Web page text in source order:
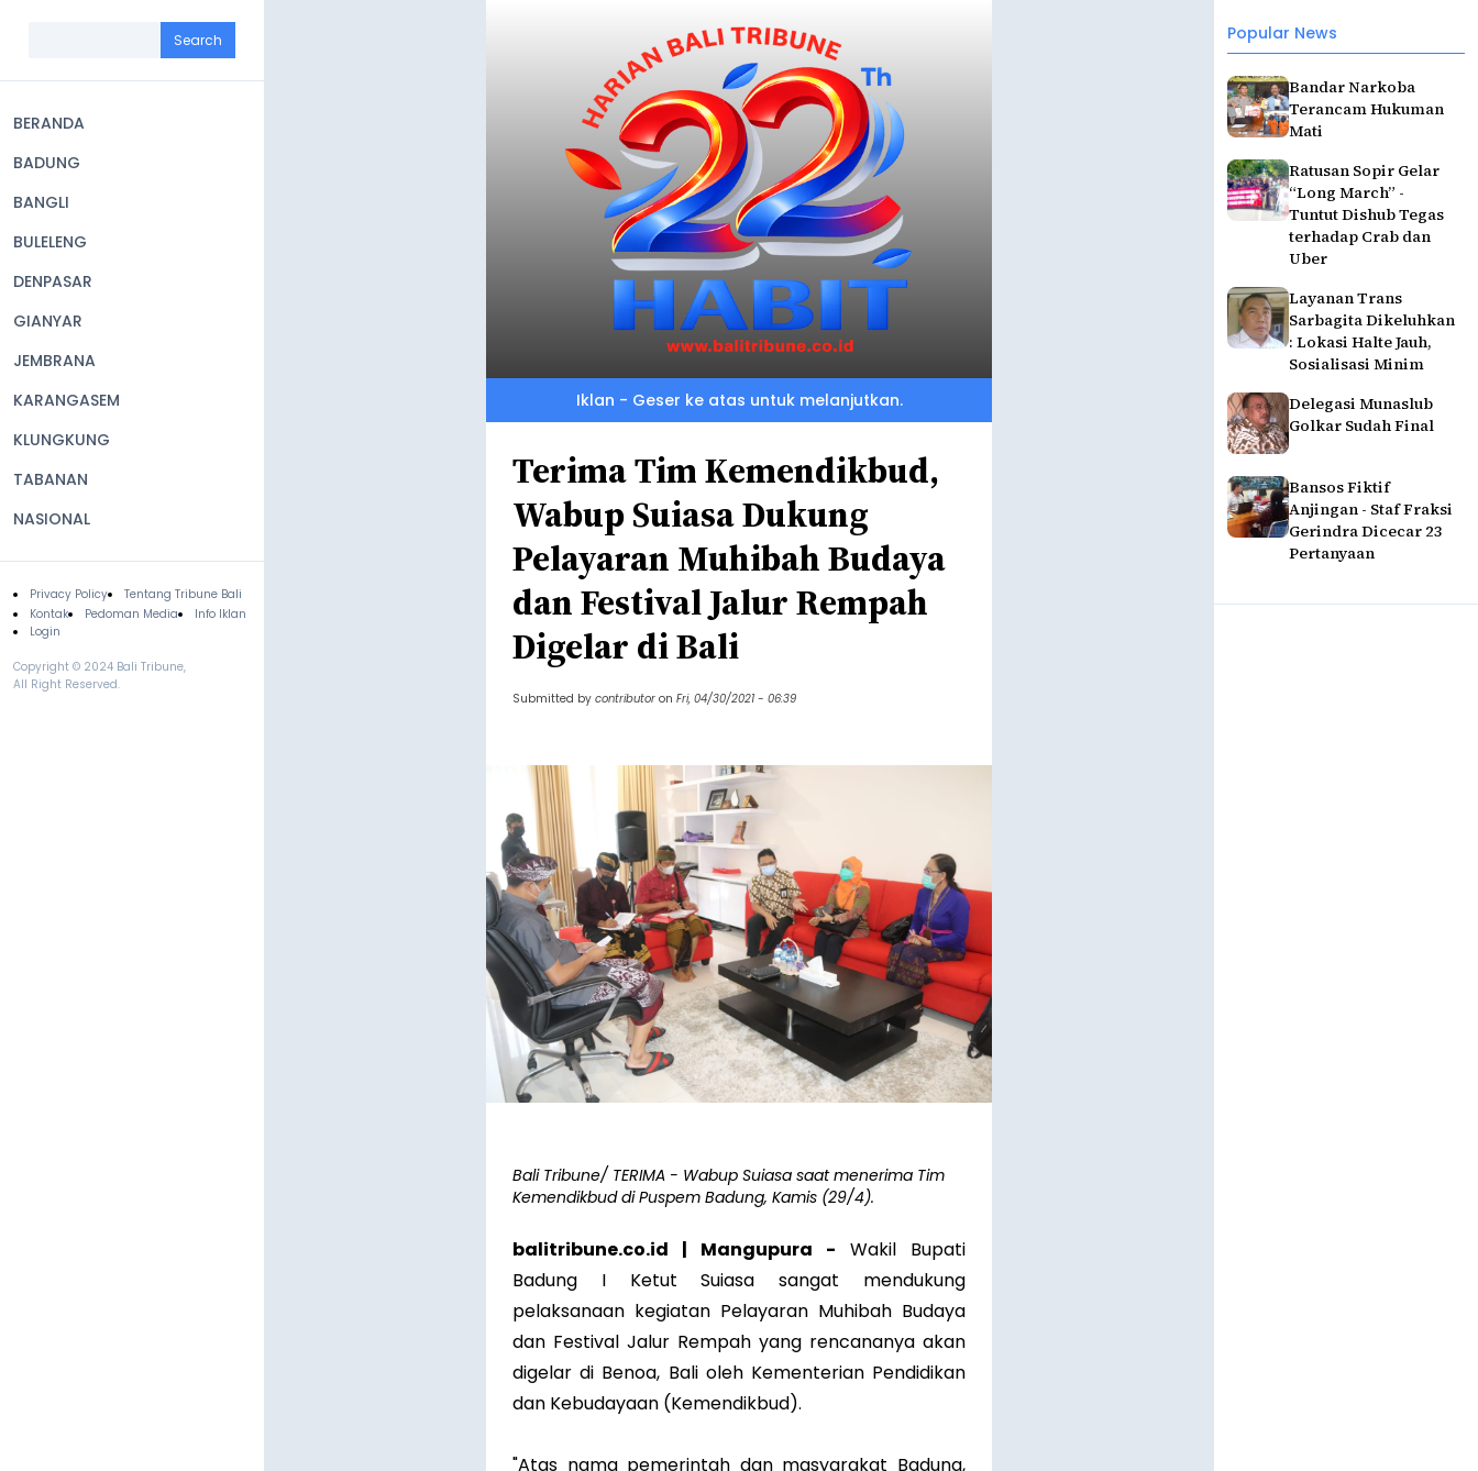
navigation
BERANDA
BADUNG
BANGLI
BULELENG
DENPASAR
GIANYAR
JEMBRANA
KARANGASEM
KLUNGKUNG
TABANAN
NASIONAL
Footer
Privacy Policy
Tentang Tribune Bali
Kontak
Pedoman Media
Info Iklan
Login
Copyright © 2024 Bali Tribune,
All Right Reserved.
Popular News
Bandar Narkoba
Terancam Hukuman
Mati
Ratusan Sopir Gelar
“Long March” -
Tuntut Dishub Tegas
terhadap Crab dan
Uber
Layanan Trans
Sarbagita Dikeluhkan
: Lokasi Halte Jauh,
Sosialisasi Minim
Delegasi Munaslub
Golkar Sudah Final
Bansos Fiktif
Anjingan - Staf Fraksi
Gerindra Dicecar 23
Pertanyaan
Iklan - Geser ke atas untuk melanjutkan.
Terima Tim Kemendikbud,
Wabup Suiasa Dukung
Pelayaran Muhibah Budaya
dan Festival Jalur Rempah
Digelar di Bali
Submitted by contributor on Fri, 04/30/2021 - 06:39
Bali Tribune/ TERIMA - Wabup Suiasa saat menerima Tim
Kemendikbud di Puspem Badung, Kamis (29/4).
balitribune.co.id | Mangupura - Wakil Bupati
Badung I Ketut Suiasa sangat mendukung
pelaksanaan kegiatan Pelayaran Muhibah Budaya
dan Festival Jalur Rempah yang rencananya akan
digelar di Benoa, Bali oleh Kementerian Pendidikan
dan Kebudayaan (Kemendikbud).
"Atas nama pemerintah dan masyarakat Badung,